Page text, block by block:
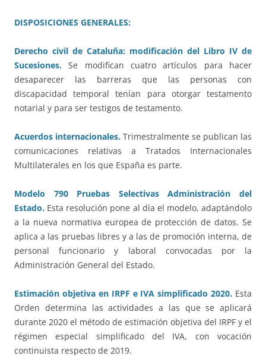
DISPOSICIONES GENERALES:
Derecho civil de Cataluña: modificación del Libro IV de
Sucesiones. Se modifican cuatro artículos para hacer
desaparecer las barreras que las personas con
discapacidad temporal tenían para otorgar testamento
notarial y para ser testigos de testamento.
Acuerdos internacionales. Trimestralmente se publican las
comunicaciones relativas a Tratados Internacionales
Multilaterales en los que España es parte.
Modelo 790 Pruebas Selectivas Administración del
Estado. Esta resolución pone al día el modelo, adaptándolo
a la nueva normativa europea de protección de datos. Se
aplica a las pruebas libres y a las de promoción interna, de
personal funcionario y laboral convocadas por la
Administración General del Estado.
Estimación objetiva en IRPF e IVA simplificado 2020. Esta
Orden determina las actividades a las que se aplicará
durante 2020 el método de estimación objetiva del IRPF y el
régimen especial simplificado del IVA, con vocación
continuista respecto de 2019.